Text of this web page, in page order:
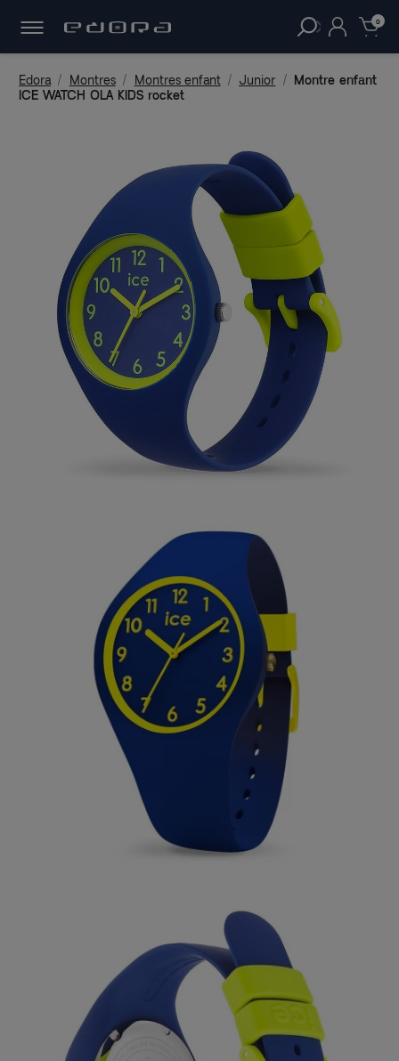
clear 0
Edora Montres Montres enfant Junior
Montre enfant
ICE WATCH OLA KIDS rocket